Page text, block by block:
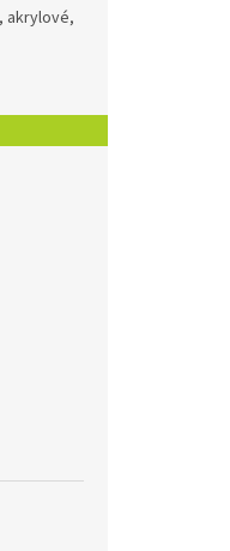
akrylové,